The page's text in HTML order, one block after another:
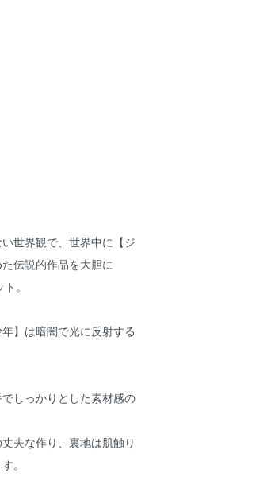
世界観で、世界中に【ジ
伝説的作品を大胆に
。
】は暗闇で光に反射する
しっかりとした素材感の
夫な作り、裏地は肌触り
。